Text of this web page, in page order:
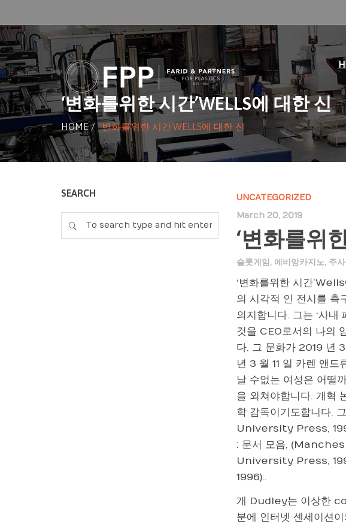
‘변화를위한 시간’WELLS에 대한 신
HOME/'변화를위한 시간'WELLS에 대한 신
UNCATEGORIZED
March 20, 2019
‘변화를위
슬롯게임 , 에비앙카지노, 주
‘변화를위한 시간
의 시각적 인 전시를 촉
의지합니다. 그는 ‘사
것을 CEO로서의 나의
다. 그 문화가 2019 년
년 3 월 11 일 카렌 앤
날 수없는 여성은 어떨
을 외쳐야합니다. 개혁
학 감독이기도합니다.
University Press,
: 문서 모음,
University Press,
1996)..
개 Dudley는 이상한
분에 인터넷 센세이션
SEARCH